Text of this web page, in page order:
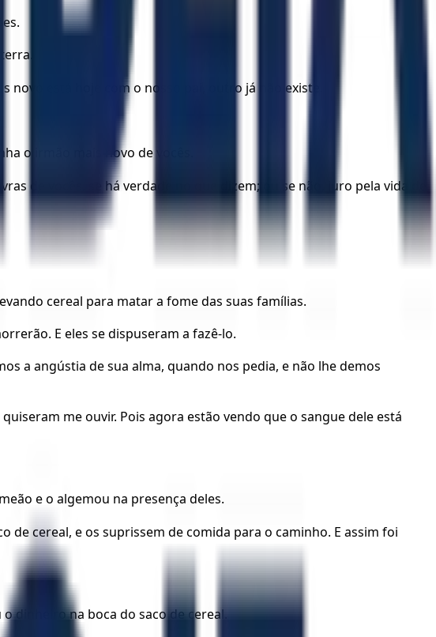
novo está hoje com o nosso pai, outro já não existe.
o irmão mais novo de vocês.
de vocês, se há verdade no que dizem; ou se não, juro pela vida de
cereal para matar a fome das suas famílias.
E eles se dispuseram a fazê-lo.
a angústia de sua alma, quando nos pedia, e não lhe demos
me ouvir. Pois agora estão vendo que o sangue dele está
e o algemou na presença deles.
de cereal, e os suprissem de comida para o caminho. E assim foi
dinheiro na boca do saco de cereal.